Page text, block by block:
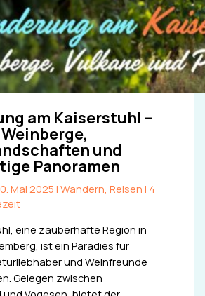
am Kaiserstuhl –
und
Panoramen
Mai 2025| Wandern, Reisen | 4
eine zauberhafte Region in
ist ein Paradies für
und Weinfreunde
Gelegen zwischen